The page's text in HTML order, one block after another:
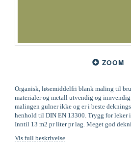
ZOOM
Organisk, løsemiddelfri blank maling til
materialer og metall utvendig og
malingen gulner ikke og er i beste
henhold til DIN EN 13300. Trygg for leker
Inntil 13 m2 pr liter pr lag. Meget god
Vis full beskrivelse